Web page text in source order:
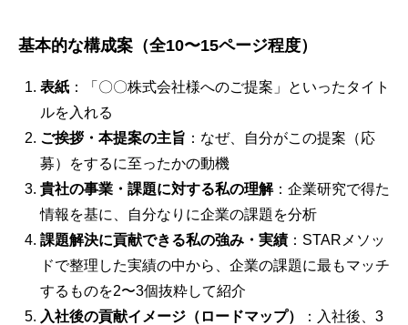
基本的な構成案（全10〜15ページ程度）
表紙 ：「〇〇株式会社様へのご提案」といったタイト
ルを入れる
ご挨拶・本提案の主旨 ：なぜ、自分がこの提案（応
募）をするに至ったかの動機
貴社の事業・課題に対する私の理解：企業研究で得た
情報を基に、自分なりに企業の課題を分析
課題解決に貢献できる私の強み・実績 ：STARメソッ
ドで整理した実績の中から、企業の課題に最もマッチ
するものを2〜3個抜粋して紹介
入社後の貢献イメージ（ロードマップ）
：入社後、3